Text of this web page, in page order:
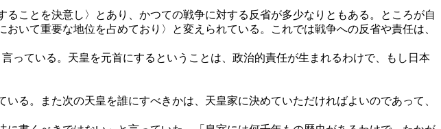
ことを決意し〉とあり、かつての戦争に対する反省が多少なりともある。ところが自
いて重要な地位を占めており〉と変えられている。これでは戦争への反省や責任は、
っている。天皇を元首にするということは、政治的責任が生まれるわけで、もし日本
る。また次の天皇を誰にすべきかは、天皇家に決めていただければよいのであって、